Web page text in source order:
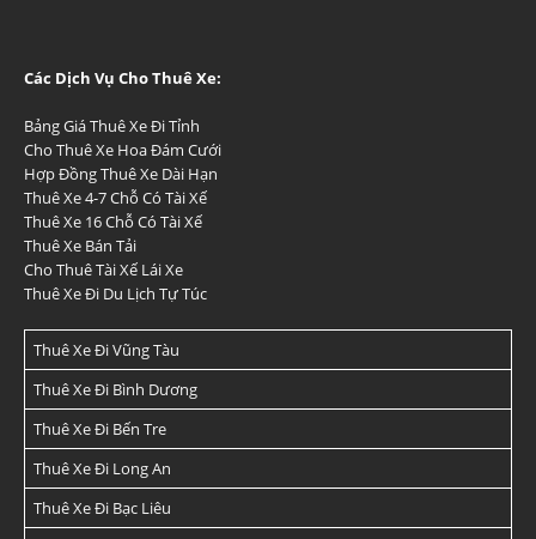
Các Dịch Vụ Cho Thuê Xe:
Bảng Giá Thuê Xe Đi Tỉnh
Cho Thuê Xe Hoa Đám Cưới
Hợp Đồng Thuê Xe Dài Hạn
Thuê Xe 4-7 Chỗ Có Tài Xế
Thuê Xe 16 Chỗ Có Tài Xế
Thuê Xe Bán Tải
Cho Thuê Tài Xế Lái Xe
Thuê Xe Đi Du Lịch Tự Túc
Thuê Xe Đi Vũng Tàu
Thuê Xe Đi Bình Dương
Thuê Xe Đi Bến Tre
Thuê Xe Đi Long An
Thuê Xe Đi Bạc Liêu